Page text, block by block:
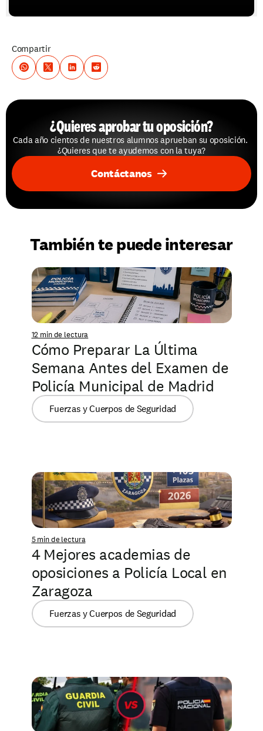
Compartir
¿Quieres aprobar tu oposición?
Cada año cientos de nuestros alumnos aprueban su oposición.
¿Quieres que te ayudemos con la tuya?
Contáctanos
También te puede interesar
12 min de lectura
Cómo Preparar La Última
Semana Antes del Examen de
Policía Municipal de Madrid
Fuerzas y Cuerpos de Seguridad
5 min de lectura
4 Mejores academias de
oposiciones a Policía Local en
Zaragoza
Fuerzas y Cuerpos de Seguridad